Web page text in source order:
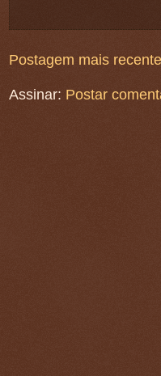
Postagem mais recente
Assinar: Postar